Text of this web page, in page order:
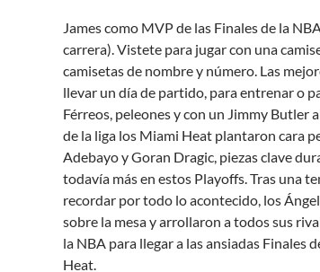
James como MVP de las Finales de la
carrera). Vistete para jugar con una
camisetas de nombre y número. Las
llevar un día de partido, para entrenar o
Férreos, peleones y con un Jimmy Butler
de la liga los Miami Heat plantaron cara
Adebayo y Goran Dragic, piezas clave
todavía más en estos Playoffs. Tras una
recordar por todo lo acontecido, los
sobre la mesa y arrollaron a todos sus
la NBA para llegar a las ansiadas Finales
Heat.